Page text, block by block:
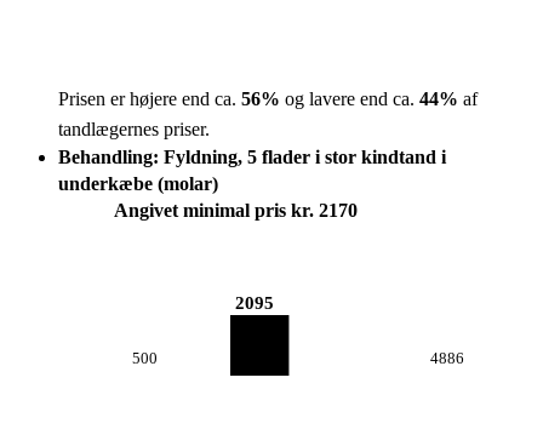
Prisen er højere end ca. 56% og lavere end ca. 44% af
tandlægernes priser.
Behandling: Fyldning, 5 flader i stor kindtand i
underkæbe (molar)
Angivet minimal pris kr. 2170
500
2095
4886